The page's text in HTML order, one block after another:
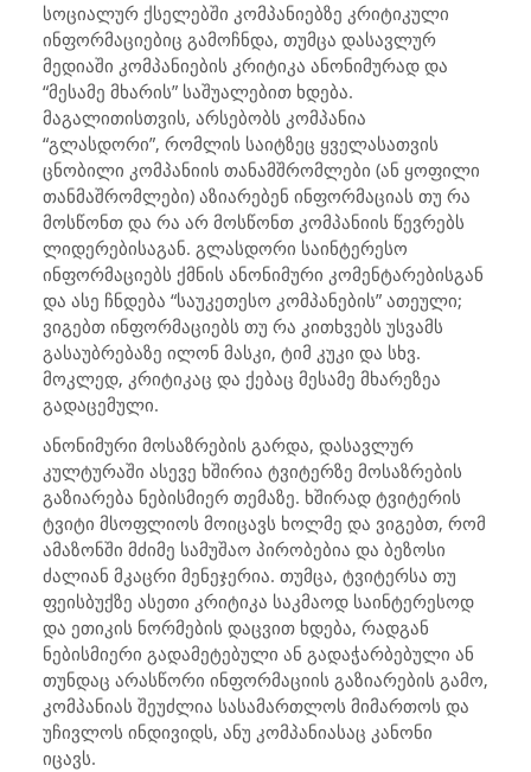
სოციალურ ქსელებში კომპანიებზე კრიტიკული
ინფორმაციებიც გამოჩნდა, თუმცა დასავლურ
მედიაში კომპანიების კრიტიკა ანონიმურად და
“მესამე მხარის” საშუალებით ხდება.
მაგალითისთვის, არსებობს კომპანია
“გლასდორი”, რომლის საიტზეც ყველასათვის
ცნობილი კომპანიის თანამშრომლები (ან ყოფილი
თანმაშრომლები) აზიარებენ ინფორმაციას თუ რა
მოსწონთ და რა არ მოსწონთ კომპანიის წევრებს
ლიდერებისაგან. გლასდორი საინტერესო
ინფორმაციებს ქმნის ანონიმური კომენტარებისგან
და ასე ჩნდება “საუკეთესო კომპანების” ათეული;
ვიგებთ ინფორმაციებს თუ რა კითხვებს უსვამს
გასაუბრებაზე ილონ მასკი, ტიმ კუკი და სხვ.
მოკლედ, კრიტიკაც და ქებაც მესამე მხარეზეა
გადაცემული.
ანონიმური მოსაზრების გარდა, დასავლურ
კულტურაში ასევე ხშირია ტვიტერზე მოსაზრების
გაზიარება ნებისმიერ თემაზე. ხშირად ტვიტერის
ტვიტი მსოფლიოს მოიცავს ხოლმე და ვიგებთ, რომ
ამაზონში მძიმე სამუშაო პირობებია და ბეზოსი
ძალიან მკაცრი მენეჯერია. თუმცა, ტვიტერსა თუ
ფეისბუქზე ასეთი კრიტიკა საკმაოდ საინტერესოდ
და ეთიკის ნორმების დაცვით ხდება, რადგან
ნებისმიერი გადამეტებული ან გადაჭარბებული ან
თუნდაც არასწორი ინფორმაციის გაზიარების გამო,
კომპანიას შეუძლია სასამართლოს მიმართოს და
უჩივლოს ინდივიდს, ანუ კომპანიასაც კანონი
იცავს.